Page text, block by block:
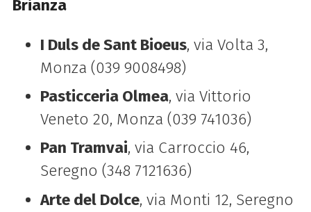
Brianza
I Duls de Sant Bioeus, via Volta 3,
Monza (039 9008498)
Pasticceria Olmea, via Vittorio
Veneto 20, Monza (039 741036)
Pan Tramvai, via Carroccio 46,
Seregno (348 7121636)
Arte del Dolce, via Monti 12, Seregno